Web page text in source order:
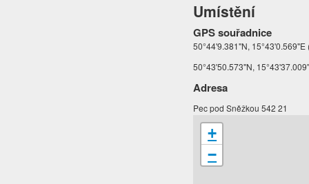
Umístění
GPS souřadnice
50°44'9.381"N,
50°43'50.573"N,
Adresa
Pec pod Sněžkou 542 21
+
−